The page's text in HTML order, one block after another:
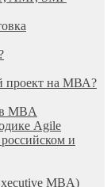
проект на МВА?
MBA
Agile
и
MBA)